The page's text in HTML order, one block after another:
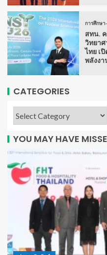
การศึกษา
สทน.
วิทยาศ
ไทย เ
พลังงา
CATEGORIES
YOU MAY HAVE